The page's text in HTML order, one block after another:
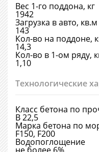
Вес 1-го поддона, кг
1942
Загрузка в авто, кв.м
143
Кол-во на поддоне,
14,3
Кол-во в 1-ом ряду,
1,10
Технологические
Класс бетона по
В 22,5
Марка бетона по
F150, F200
Водопоглощение